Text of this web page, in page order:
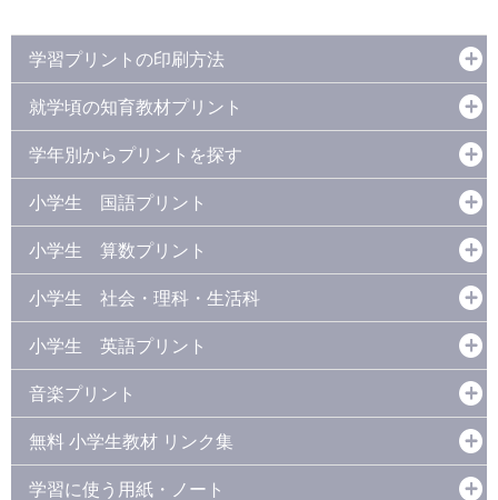
学習プリントの印刷方法
就学頃の知育教材プリント
学年別からプリントを探す
小学生 国語プリント
小学生 算数プリント
小学生 社会・理科・生活科
小学生 英語プリント
音楽プリント
無料 小学生教材 リンク集
学習に使う用紙・ノート